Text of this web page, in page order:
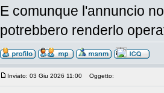
E comunque l'annuncio
potrebbero renderlo
Inviato: 03 Giu 2026 11:00 Oggetto: